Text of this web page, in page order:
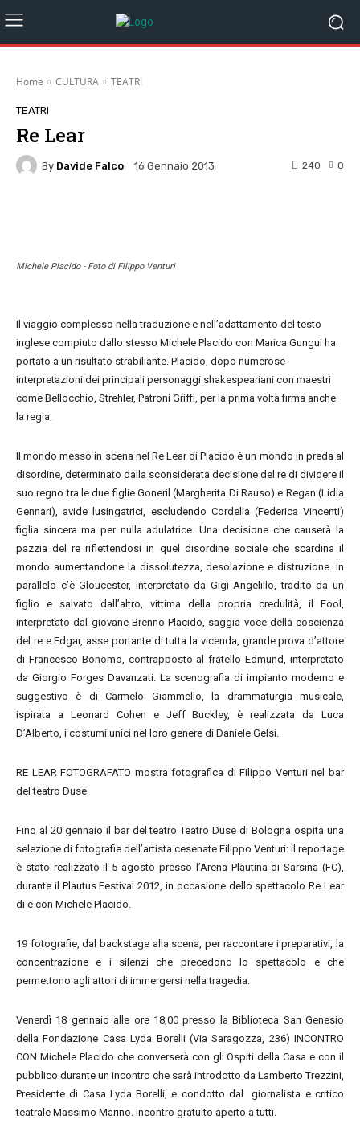
Home CULTURA TEATRI
TEATRI
Re Lear
By Davide Falco 16 Gennaio 2013 0
240
Michele Placido - Foto di Filippo Venturi
Il viaggio complesso nella traduzione e nell’adattamento del testo
inglese compiuto dallo stesso Michele Placido con Marica Gungui ha
portato a un risultato strabiliante. Placido, dopo numerose
interpretazioni dei principali personaggi shakespeariani con maestri
come Bellocchio, Strehler, Patroni Griffi, per la prima volta firma anche
la regia.
Il mondo messo in scena nel Re Lear di Placido è un mondo in preda al
disordine, determinato dalla sconsiderata decisione del re di dividere il
suo regno tra le due figlie Goneril (Margherita Di Rauso) e Regan (Lidia
Gennari), avide lusingatrici, escludendo Cordelia (Federica Vincenti)
figlia sincera ma per nulla adulatrice. Una decisione che causerà la
pazzia del re riflettendosi in quel disordine sociale che scardina il
mondo aumentandone la dissolutezza, desolazione e distruzione. In
parallelo c’è Gloucester, interpretato da Gigi Angelillo, tradito da un
figlio e salvato dall’altro, vittima della propria credulità, il Fool,
interpretato dal giovane Brenno Placido, saggia voce della coscienza
del re e Edgar, asse portante di tutta la vicenda, grande prova d’attore
di Francesco Bonomo, contrapposto al fratello Edmund, interpretato
da Giorgio Forges Davanzati. La scenografia di impianto moderno e
suggestivo è di Carmelo Giammello, la drammaturgia musicale,
ispirata a Leonard Cohen e Jeff Buckley, è realizzata da Luca
D’Alberto, i costumi unici nel loro genere di Daniele Gelsi.
RE LEAR FOTOGRAFATO mostra fotografica di Filippo Venturi nel bar
del teatro Duse
Fino al 20 gennaio il bar del teatro Teatro Duse di Bologna ospita una
selezione di fotografie dell’artista cesenate Filippo Venturi: il reportage
è stato realizzato il 5 agosto presso l’Arena Plautina di Sarsina (FC),
durante il Plautus Festival 2012, in occasione dello spettacolo Re Lear
di e con Michele Placido.
19 fotografie, dal backstage alla scena, per raccontare i preparativi, la
concentrazione e i silenzi che precedono lo spettacolo e che
permettono agli attori di immergersi nella tragedia.
Venerdì 18 gennaio alle ore 18,00 presso la Biblioteca San Genesio
della Fondazione Casa Lyda Borelli (Via Saragozza, 236) INCONTRO
CON Michele Placido che converserà con gli Ospiti della Casa e con il
pubblico durante un incontro che sarà introdotto da Lamberto Trezzini,
Presidente di Casa Lyda Borelli, e condotto dal giornalista e critico
teatrale Massimo Marino. Incontro gratuito aperto a tutti.